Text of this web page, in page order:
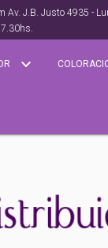
J.B. Justo 4935 -